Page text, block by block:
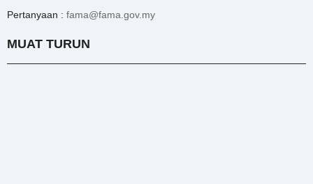
Pertanyaan : fama@fama.gov.my
MUAT TURUN